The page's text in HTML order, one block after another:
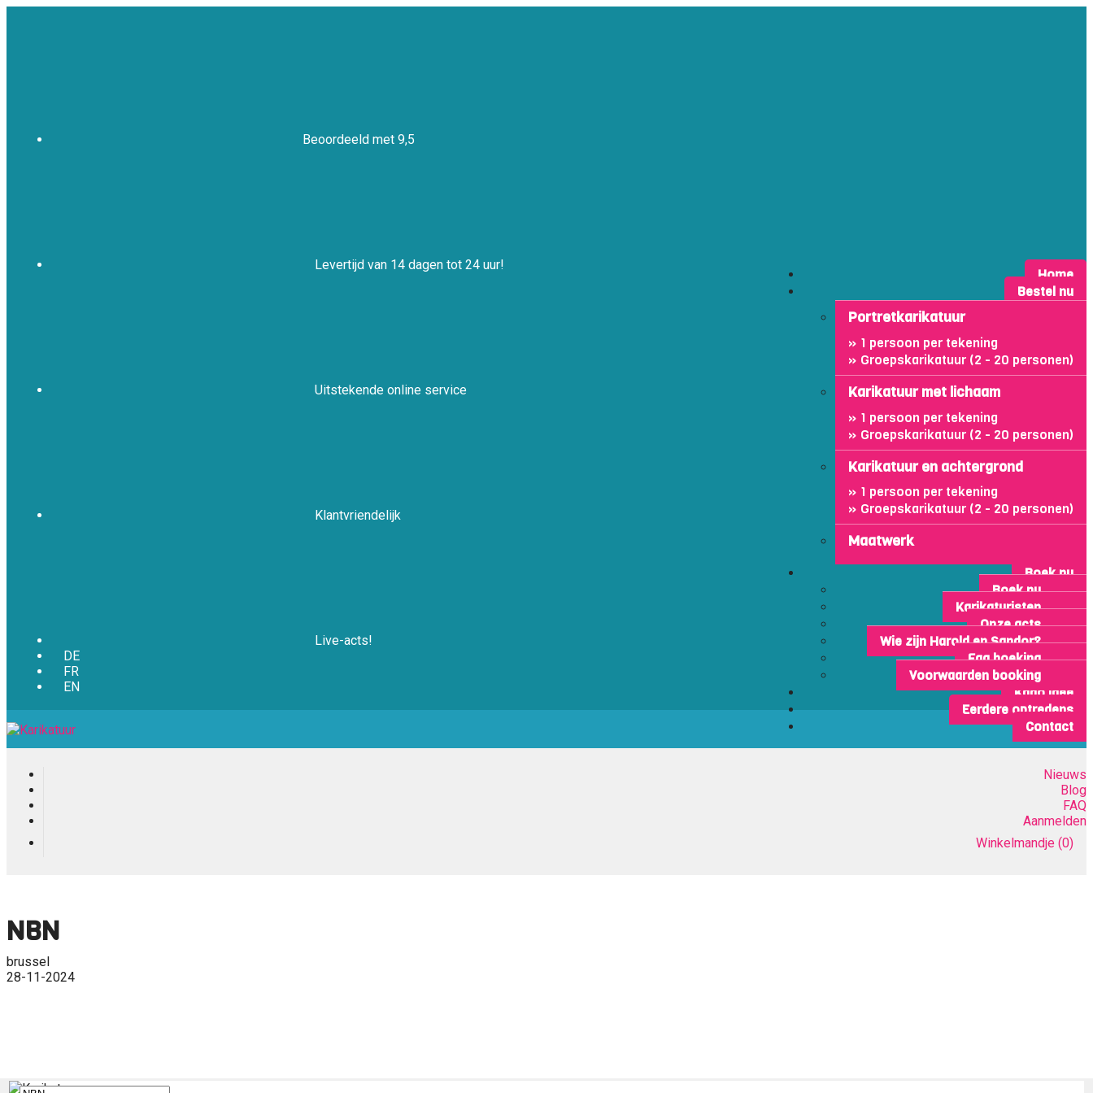
Beoordeeld met 9,5
Levertijd van 14 dagen tot 24 uur!
Uitstekende online service
Klantvriendelijk
Live-acts!
DE
FR
EN
Home
Bestel nu
Portretkarikatuur
1 persoon per tekening
Groepskarikatuur (2 - 20 personen)
Karikatuur met lichaam
1 persoon per tekening
Groepskarikatuur (2 - 20 personen)
Karikatuur en achtergrond
1 persoon per tekening
Groepskarikatuur (2 - 20 personen)
Maatwerk
Boek nu
Boek nu
Karikaturisten
Onze acts
Wie zijn Harold en Sandor?
Faq boeking
Voorwaarden booking
Kado idee
Eerdere optredens
Contact
Nieuws
Blog
FAQ
Aanmelden
Winkelmandje (0)
NBN
brussel
28-11-2024